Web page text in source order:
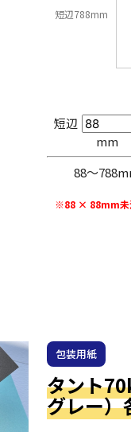
短辺788mm
短辺
mm
88〜
※88 × 88mm未
包装用紙
タント
グレー